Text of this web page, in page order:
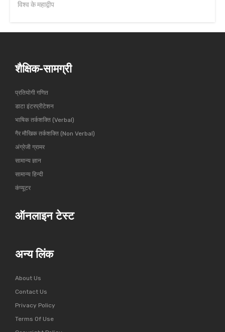
विश्व के महाद्वीप
शैक्षिक-सामग्री
प्रतियोगी गणित
डाटा इंटरप्रीटेशन
भाषिक तर्कशक्ति (Verbal)
गैर मौखिक तर्कशक्ति (Non Verbal)
अंग्रेजी ग्रामर
सामान्य ज्ञान
सामान्य हिन्दी
कंप्यूटर
ऑनलाइन टेस्ट
अन्य लिंक
About Us
Contact Us
Privacy Policy
Terms Of Use